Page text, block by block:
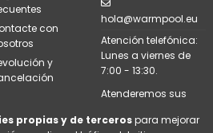
con
y
hola@warmpool.eu
Atención telefónica:
Lunes a viernes de
7:00 - 13:30.
Atenderemos sus
electrónico en
propias y de tercerospara mejorar